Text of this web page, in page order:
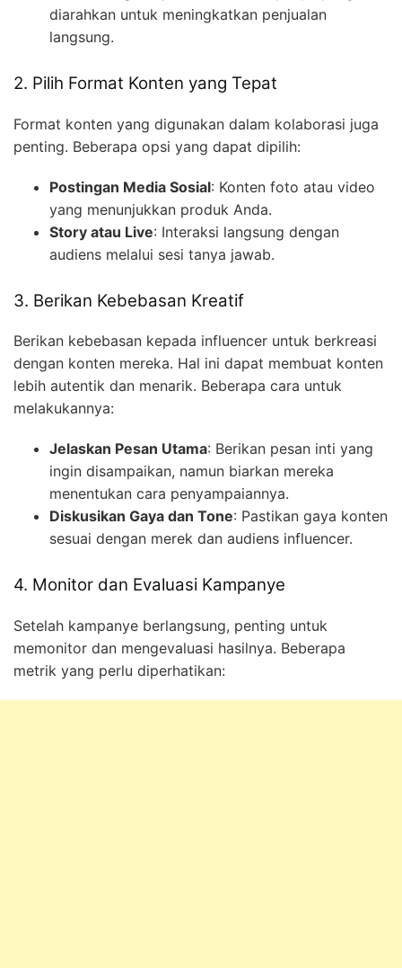
diarahkan untuk meningkatkan penjualan
langsung.
2. Pilih Format Konten yang Tepat
Format konten yang digunakan dalam kolaborasi juga
penting. Beberapa opsi yang dapat dipilih:
Postingan Media Sosial: Konten foto atau video
yang menunjukkan produk Anda.
Story atau Live: Interaksi langsung dengan
audiens melalui sesi tanya jawab.
3. Berikan Kebebasan Kreatif
Berikan kebebasan kepada influencer untuk berkreasi
dengan konten mereka. Hal ini dapat membuat konten
lebih autentik dan menarik. Beberapa cara untuk
melakukannya:
Jelaskan Pesan Utama: Berikan pesan inti yang
ingin disampaikan, namun biarkan mereka
menentukan cara penyampaiannya.
Diskusikan Gaya dan Tone: Pastikan gaya konten
sesuai dengan merek dan audiens influencer.
4. Monitor dan Evaluasi Kampanye
Setelah kampanye berlangsung, penting untuk
memonitor dan mengevaluasi hasilnya. Beberapa
metrik yang perlu diperhatikan: